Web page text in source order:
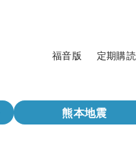
福音版 定期購読
熊本地震